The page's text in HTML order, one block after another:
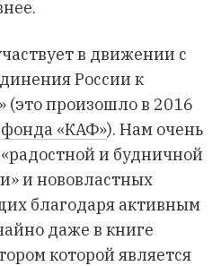
в движении с
России к
(это произошло в 2016
фонда «КАФ»). Нам очень
и будничной
и нововластных
благодаря активным
даже в книге
которой является